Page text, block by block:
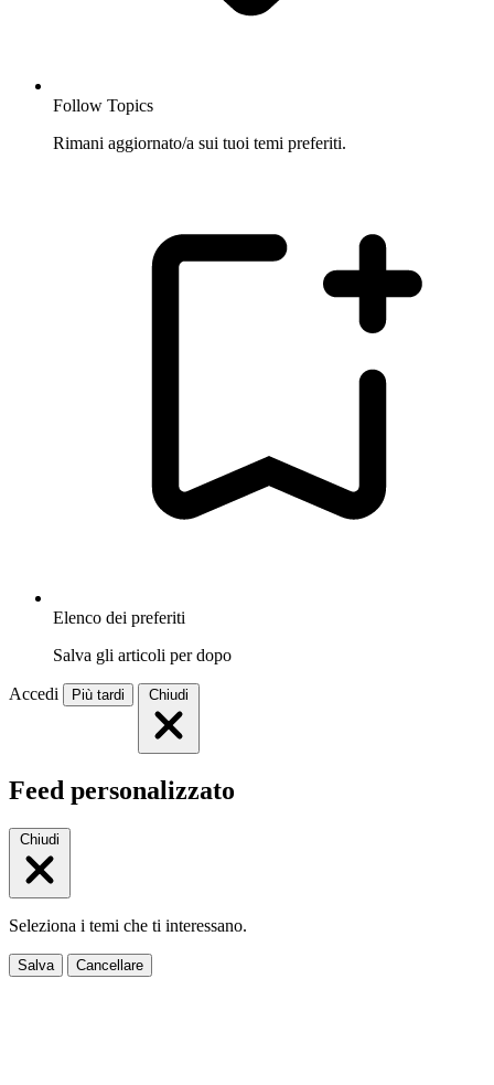
Follow Topics
Rimani aggiornato/a sui tuoi temi preferiti.
Elenco dei preferiti
Salva gli articoli per dopo
Accedi Più tardi Chiudi
Feed personalizzato
Chiudi
Seleziona i temi che ti interessano.
Salva Cancellare